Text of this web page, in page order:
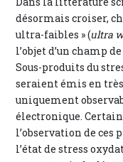
désormais croiser,
ultra-faibles » (ultra
l’objet d’un champ
Sous-produits du
seraient émis en
uniquement
électronique.
l’observation de
l’état de stress